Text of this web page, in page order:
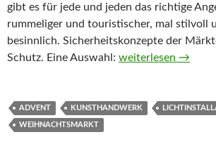
gibt es für jede und jeden das richtige
rummeliger und touristischer, mal stilvoll
besinnlich. Sicherheitskonzepte der
Schutz. Eine Auswahl: Berlins
weiterlesen →
ADVENT KUNSTHANDWERK
WEIHNACHTSMARKT